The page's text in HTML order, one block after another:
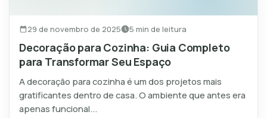
29 de novembro de 2025 5 min de leitura
Decoração para Cozinha: Guia Completo
para Transformar Seu Espaço
A decoração para cozinha é um dos projetos mais
gratificantes dentro de casa. O ambiente que antes era
apenas funcional...